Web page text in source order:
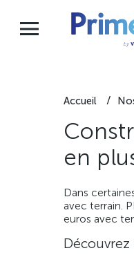
Accueil
en
Dans
avec terrain.
euros avec
Découvrez